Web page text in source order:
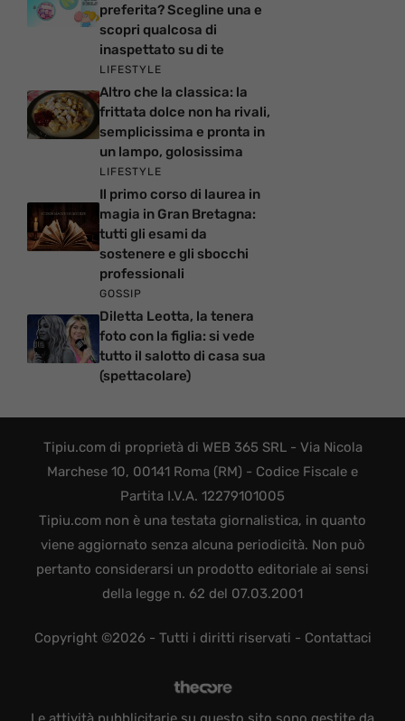
preferita? Scegline una e
scopri qualcosa di
inaspettato su di te
LIFESTYLE
Altro che la classica: la
frittata dolce non ha rivali,
semplicissima e pronta in
un lampo, golosissima
LIFESTYLE
Il primo corso di laurea in
magia in Gran Bretagna:
tutti gli esami da
sostenere e gli sbocchi
professionali
GOSSIP
Diletta Leotta, la tenera
foto con la figlia: si vede
tutto il salotto di casa sua
(spettacolare)
Tipiu.com di proprietà di WEB 365 SRL - Via Nicola
Marchese 10, 00141 Roma (RM) - Codice Fiscale e
Partita I.V.A. 12279101005
Tipiu.com non è una testata giornalistica, in quanto
viene aggiornato senza alcuna periodicità. Non può
pertanto considerarsi un prodotto editoriale ai sensi
della legge n. 62 del 07.03.2001
Copyright ©2026 - Tutti i diritti riservati - Contattaci